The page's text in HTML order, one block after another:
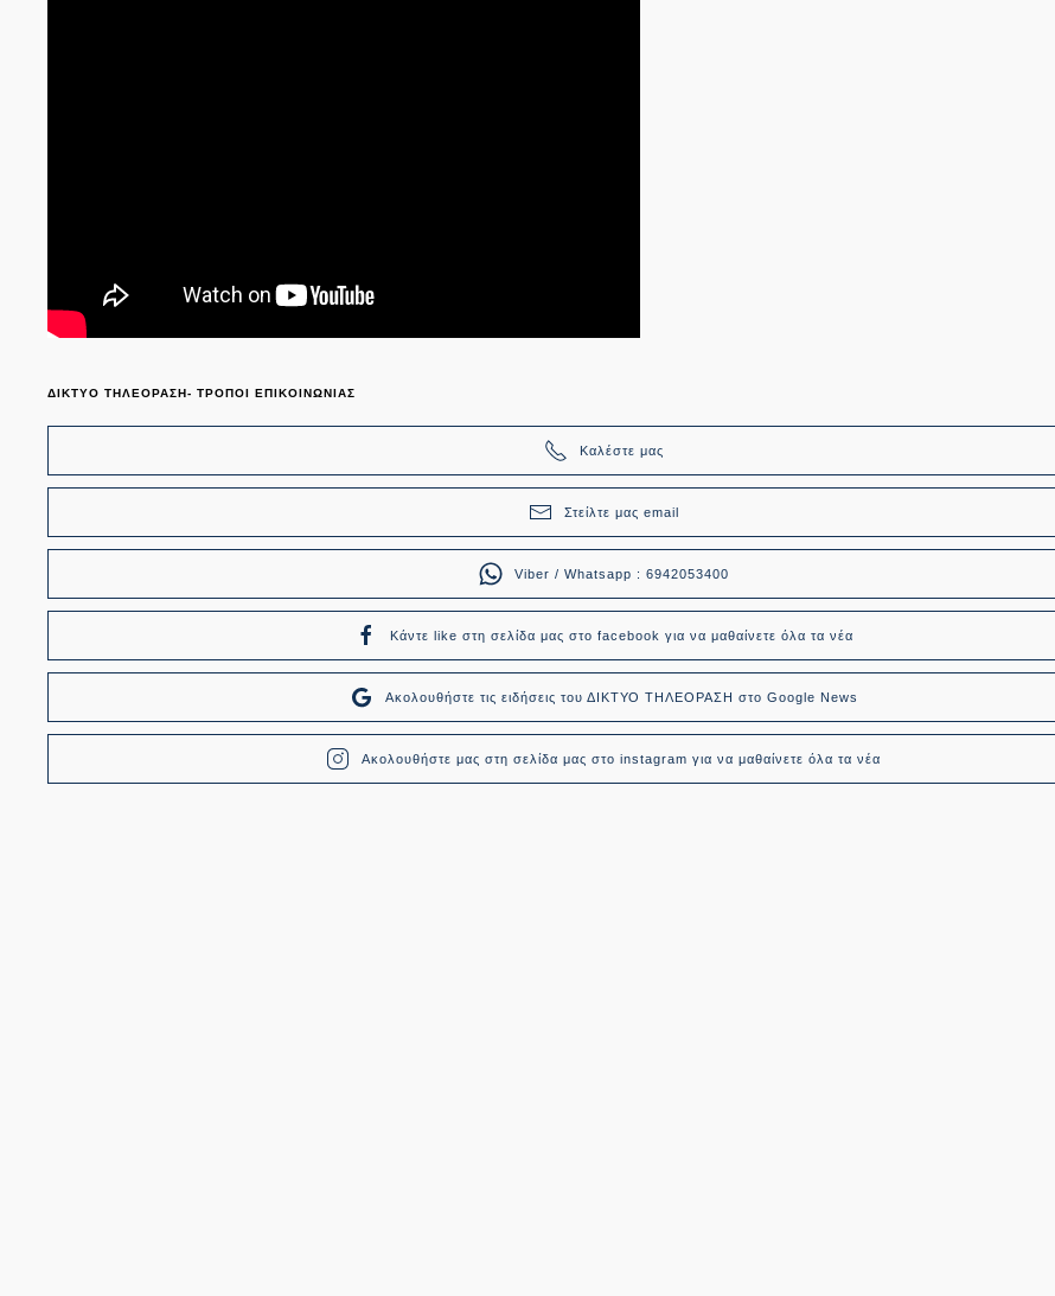
ΔΙΚΤΥΟ ΤΗΛΕΟΡΑΣΗ- ΤΡΟΠΟΙ ΕΠΙΚΟΙΝΩΝΙΑΣ
Καλέστε μας
Στείλτε μας email
Viber / Whatsapp : 6942053400
Κάντε like στη σελίδα μας στο facebook για να μαθαίνετε όλα τα νέα
Ακολουθήστε τις ειδήσεις του ΔΙΚΤΥΟ ΤΗΛΕΟΡΑΣΗ στο Google News
Ακολουθήστε μας στη σελίδα μας στο instagram για να μαθαίνετε όλα τα νέα